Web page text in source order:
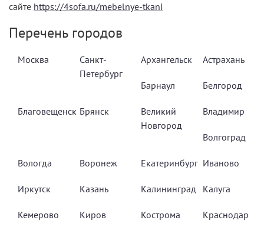
сайте https://4sofa.ru/mebelnye-tkani
Перечень городов
Москва
Санкт-
Петербург
Архангельск Астрахань
Барнаул Белгород
Благовещенск Брянск
Великий
Новгород
Владимир
Волгоград
Вологда Воронеж Екатеринбург Иваново
Иркутск Казань Калининград Калуга
Кемерово Киров Кострома Краснодар